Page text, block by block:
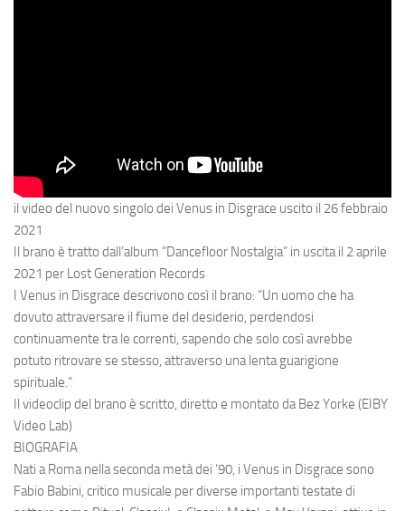
il video del nuovo singolo dei Venus in Disgrace uscito il 26 febbraio
2021
Il brano è tratto dall’album “Dancefloor Nostalgia” in uscita il 2 aprile
2021 per Lost Generation Records
I Venus in Disgrace descrivono così il brano: “Un uomo che ha
dovuto attraversare il fiume del desiderio, perdendosi
continuamente tra le correnti, sapendo che solo così avrebbe
potuto ritrovare se stesso, attraverso una lenta guarigione
spirituale.“
Il videoclip del brano è scritto, diretto e montato daBez Yorke (EIBY
Video Lab)
BIOGRAFIA
Nati a Roma nella seconda metà dei ‘90, i Venus in Disgrace sono
Fabio Babini, critico musicale per diverse importanti testate di